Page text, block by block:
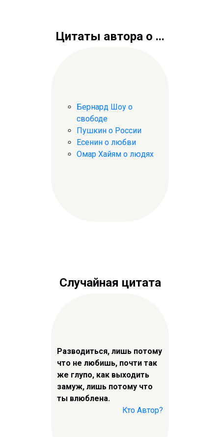
Цитаты автора о ...
Бернард Шоу о
свободе
Пушкин о России
Есенин о любви
Омар Хайям о людях
Случайная цитата
Разводиться, лишь потому
что не любишь, почти так
же глупо, как выходить
замуж, лишь потому что
ты влюблена.
Кто Автор?